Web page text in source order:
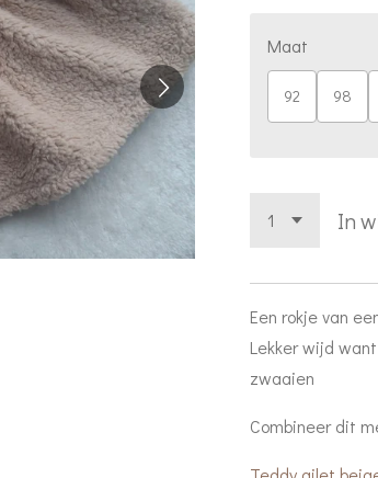
Maat
92 98
In
Een rokje van
Lekker wijd
zwaaien
Combineer dit